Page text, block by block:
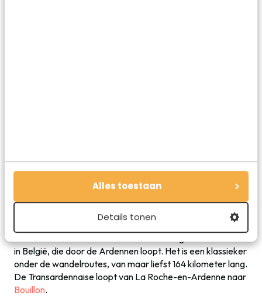
Alles toestaan
Details tonen
In deze ketels wordt al heel lang de beroemde trappist
van Orval gebrouwen
5. Wandel (of fiets) de Transardennaise
in België, die door de Ardennen loopt. Het is een klassieker
onder de wandelroutes, van maar liefst 164 kilometer lang.
De Transardennaise loopt van La Roche-en-Ardenne naar
Bouillon.